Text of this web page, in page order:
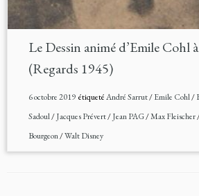
Le Dessin animé d’Emile Cohl
(Regards 1945)
6 octobre 2019étiquetéAndré Sarrut/Emile Cohl/
Sadoul/Jacques Prévert/Jean PAG/Max Fleischer
Bourgeon/Walt Disney